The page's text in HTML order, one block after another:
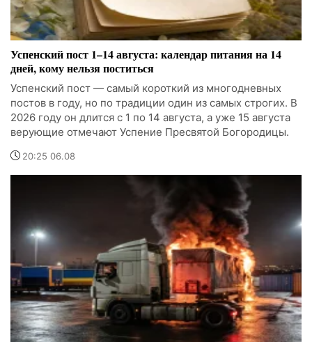
Успенский пост 1–14 августа: календар питания на 14
дней, кому нельзя поститься
Успенский пост — самый короткий из многодневных
постов в году, но по традиции один из самых строгих. В
2026 году он длится с 1 по 14 августа, а уже 15 августа
верующие отмечают Успение Пресвятой Богородицы.
20:25 06.08